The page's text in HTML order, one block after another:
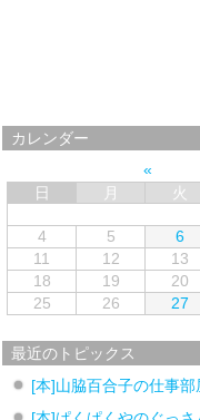
カレンダー
日
月 火
4
5 6
11
12 13
18
19 20
25
26 27
最近のトピックス
[本]山脇百合子の仕事